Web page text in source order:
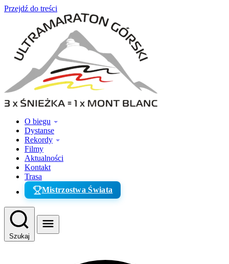
Przejdź do treści
O biegu
Dystanse
Rekordy
Filmy
Aktualności
Kontakt
Trasa
Mistrzostwa Świata
Szukaj